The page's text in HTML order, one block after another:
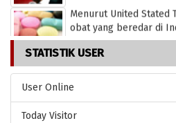
Menurut United Stated
obat yang beredar di
Menurut peneliti di
tersenyum lebar
STATISTIK USER
User Online
Today Visitor